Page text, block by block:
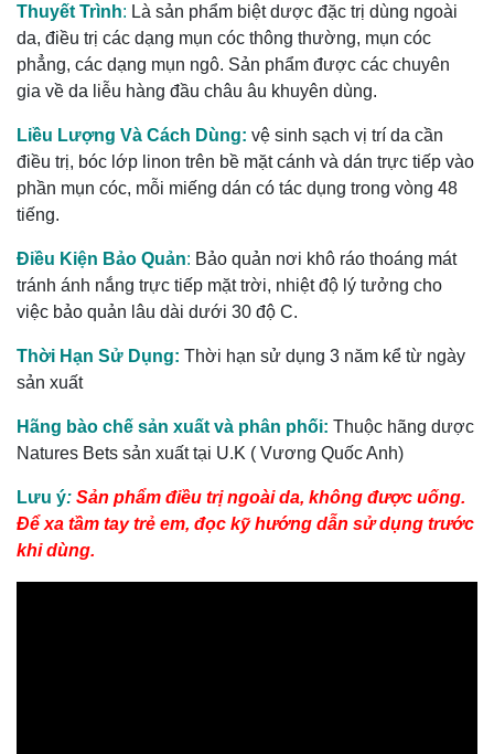
Thuyết Trình: Là sản phẩm biệt dược đặc trị dùng ngoài
da, điều trị các dạng mụn cóc thông thường, mụn cóc
phẳng, các dạng mụn ngô. Sản phẩm được các chuyên
gia về da liễu hàng đầu châu âu khuyên dùng.
Liều Lượng Và Cách Dùng: vệ sinh sạch vị trí da cần
điều trị, bóc lớp linon trên bề mặt cánh và dán trực tiếp vào
phần mụn cóc, mỗi miếng dán có tác dụng trong vòng 48
tiếng.
Điều Kiện Bảo Quản: Bảo quản nơi khô ráo thoáng mát
tránh ánh nắng trực tiếp mặt trời, nhiệt độ lý tưởng cho
việc bảo quản lâu dài dưới 30 độ C.
Thời Hạn Sử Dụng: Thời hạn sử dụng 3 năm kể từ ngày
sản xuất
Hãng bào chế sản xuất và phân phối: Thuộc hãng dược
Natures Bets sản xuất tại U.K ( Vương Quốc Anh)
Lưu ý: Sản phẩm điều trị ngoài da, không được uống.
Để xa tầm tay trẻ em, đọc kỹ hướng dẫn sử dụng trước
khi dùng.